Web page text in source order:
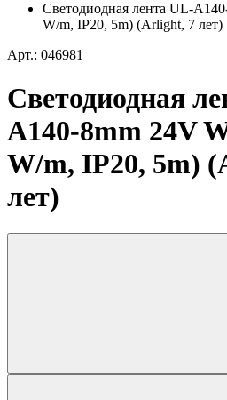
Светодиодная лента UL-
W/m, IP20, 5m) (Arlight, 7 лет)
Арт.: 046981
Светодиодная
A140-8mm 24V
W/m, IP20, 5m)
лет)